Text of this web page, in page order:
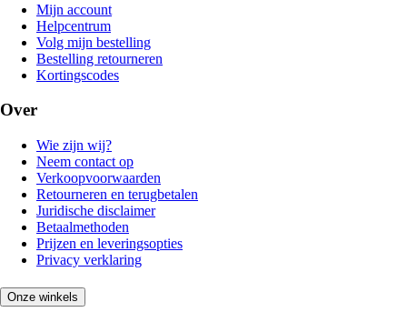
Mijn account
Helpcentrum
Volg mijn bestelling
Bestelling retourneren
Kortingscodes
Over
Wie zijn wij?
Neem contact op
Verkoopvoorwaarden
Retourneren en terugbetalen
Juridische disclaimer
Betaalmethoden
Prijzen en leveringsopties
Privacy verklaring
Onze winkels